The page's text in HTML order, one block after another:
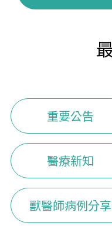
重要公告
醫療新知
獸醫師病例分享